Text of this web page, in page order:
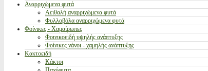
Αναρριχώμενα φυτά
Αειθαλή αναρριχώμενα φυτά
Φυλλοβόλα αναρριχώμενα φυτά
Φοίνικες - Χαμαίρωπες
Φοινικοειδή υψηλής ανάπτυξης
Φοίνικες νάνοι - χαμηλής ανάπτυξης
Κακτοειδή
Κάκτοι